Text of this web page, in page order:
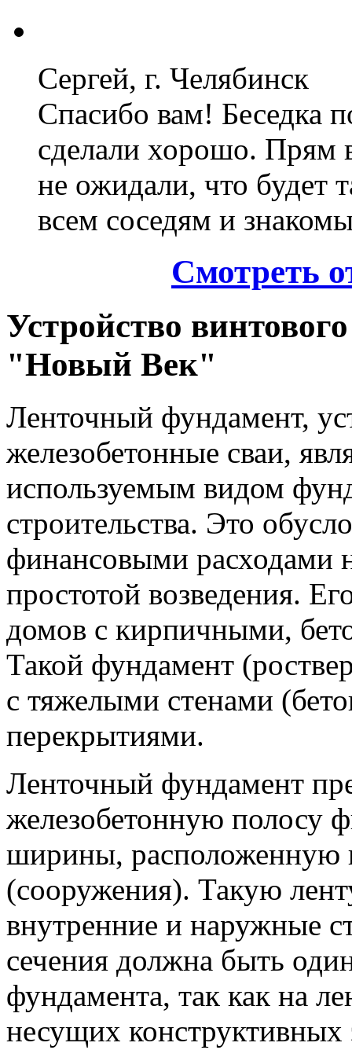
Сергей, г. Челябинск
Спасибо вам! Беседка
сделали хорошо. Прям
не ожидали, что будет
всем соседям и
Смотреть
Устройство
"Новый Век"
Ленточный фундамент,
железобетонные сваи,
используемым видом
строительства. Это
финансовыми расходами
простотой возведения.
домов с кирпичными,
Такой фундамент
с тяжелыми стенами
перекрытиями.
Ленточный фундамент
железобетонную полосу
ширины, расположенную
(сооружения). Такую
внутренние и наружные
сечения должна быть
фундамента, так как на
несущих конструктивных